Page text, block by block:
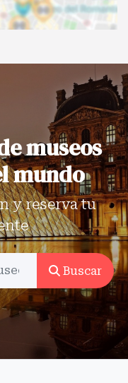
museos
mundo
y reserva tu
Buscar